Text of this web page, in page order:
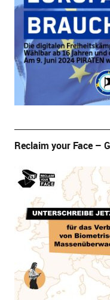
Reclaim your Face –